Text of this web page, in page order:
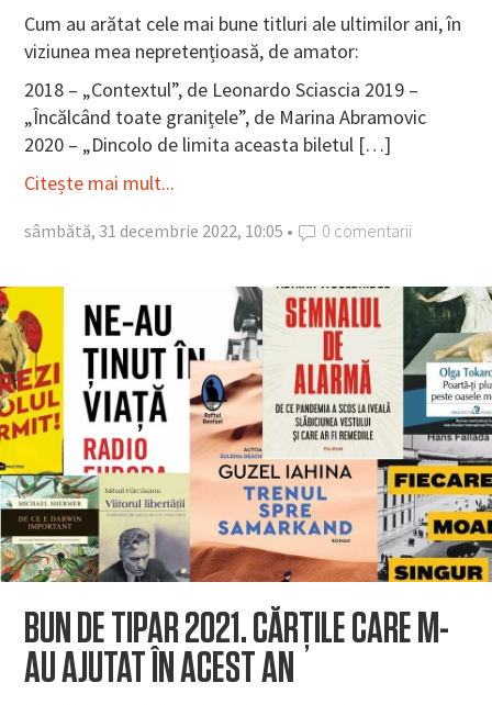
Cum au arătat cele mai bune titluri ale ultimilor ani, în
viziunea mea nepretențioasă, de amator:
2018 – „Contextul”, de Leonardo Sciascia 2019 –
„Încălcând toate granițele”, de Marina Abramovic
2020 – „Dincolo de limita aceasta biletul […]
Citește mai mult...
sâmbătă, 31 decembrie 2022, 10:05 • 0 comentarii
BUN DE TIPAR 2021. CĂRȚILE CARE M-
AU AJUTAT ÎN ACEST AN